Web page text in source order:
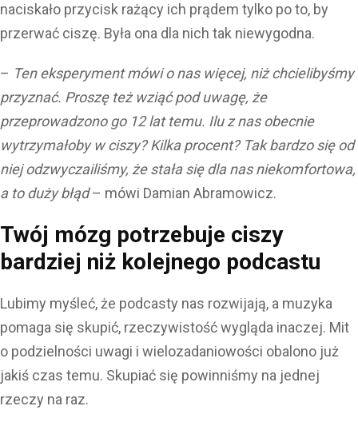
naciskało przycisk rażący ich prądem tylko po to, by
przerwać ciszę. Była ona dla nich tak niewygodna.
– Ten eksperyment mówi o nas więcej, niż chcielibyśmy
przyznać. Proszę też wziąć pod uwagę, że
przeprowadzono go 12 lat temu. Ilu z nas obecnie
wytrzymałoby w ciszy? Kilka procent? Tak bardzo się od
niej odzwyczailiśmy, że stała się dla nas niekomfortowa,
a to duży błąd– mówi Damian Abramowicz.
Twój mózg potrzebuje ciszy
bardziej niż kolejnego podcastu
Lubimy myśleć, że podcasty nas rozwijają, a muzyka
pomaga się skupić, rzeczywistość wygląda inaczej. Mit
o podzielności uwagi i wielozadaniowości obalono już
jakiś czas temu. Skupiać się powinniśmy na jednej
rzeczy na raz.